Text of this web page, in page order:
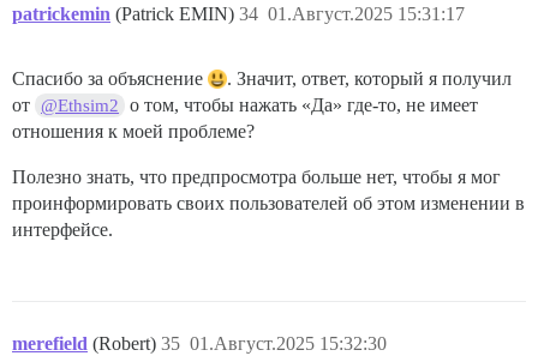
patrickemin (Patrick EMIN) 01.Август.2025 15:31:17
34
Спасибо за объяснение
. Значит, ответ, который я получил
от @Ethsim2
о том, чтобы нажать «Да» где-то, не имеет
отношения к моей проблеме?
Полезно знать, что предпросмотра больше нет, чтобы я мог
проинформировать своих пользователей об этом изменении в
интерфейсе.
merefield (Robert) 01.Август.2025 15:32:30
35